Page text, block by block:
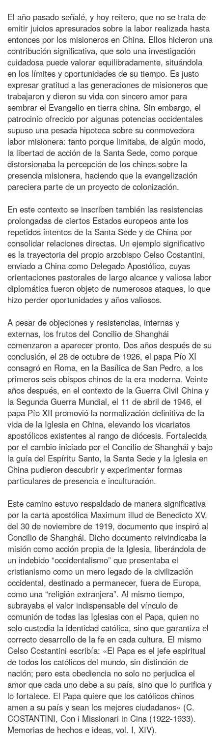
El año pasado señalé, y hoy reitero, que no se trata de
emitir juicios apresurados sobre la labor realizada hasta
entonces por los misioneros en China. Ellos hicieron una
contribución significativa, que solo una investigación
cuidadosa puede valorar equilibradamente, situándola
en los límites y oportunidades de su tiempo. Es justo
expresar gratitud a las generaciones de misioneros que
trabajaron y dieron su vida con sincero amor para
sembrar el Evangelio en tierra china. Sin embargo, el
patrocinio ofrecido por algunas potencias occidentales
supuso una pesada hipoteca sobre su conmovedora
labor misionera: tanto porque limitaba, de algún modo,
la libertad de acción de la Santa Sede, como porque
distorsionaba la percepción de los chinos sobre la
presencia misionera, haciendo que la evangelización
pareciera parte de un proyecto de colonización.
En este contexto se inscriben también las resistencias
prolongadas de ciertos Estados europeos ante los
repetidos intentos de la Santa Sede y de China por
consolidar relaciones directas. Un ejemplo significativo
es la trayectoria del propio arzobispo Celso Costantini,
enviado a China como Delegado Apostólico, cuyas
orientaciones pastorales de largo alcance y valiosa labor
diplomática fueron objeto de numerosos ataques, lo que
hizo perder oportunidades y años valiosos.
A pesar de objeciones y resistencias, internas y
externas, los frutos del Concilio de Shanghái
comenzaron a aparecer pronto. Dos años después de su
conclusión, el 28 de octubre de 1926, el papa Pío XI
consagró en Roma, en la Basílica de San Pedro, a los
primeros seis obispos chinos de la era moderna. Veinte
años después, en el contexto de la Guerra Civil China y
la Segunda Guerra Mundial, el 11 de abril de 1946, el
papa Pío XII promovió la normalización definitiva de la
vida de la Iglesia en China, elevando los vicariatos
apostólicos existentes al rango de diócesis. Fortalecida
por el cambio iniciado por el Concilio de Shanghái y bajo
la guía del Espíritu Santo, la Santa Sede y la Iglesia en
China pudieron descubrir y experimentar formas
particulares de presencia e inculturación.
Este camino estuvo respaldado de manera significativa
por la carta apostólica Maximum illud de Benedicto XV,
del 30 de noviembre de 1919, documento que inspiró al
Concilio de Shanghái. Dicho documento reivindicaba la
misión como acción propia de la Iglesia, liberándola de
un indebido “occidentalismo” que presentaba el
cristianismo como un mero legado de la civilización
occidental, destinado a permanecer, fuera de Europa,
como una “religión extranjera”. Al mismo tiempo,
subrayaba el valor indispensable del vínculo de
comunión de todas las Iglesias con el Papa, quien no
solo custodia la identidad católica, sino que garantiza el
correcto desarrollo de la fe en cada cultura. El mismo
Celso Costantini escribía: «El Papa es el jefe espiritual
de todos los católicos del mundo, sin distinción de
nación; pero esta obediencia no solo no perjudica el
amor que cada uno debe a su país, sino que lo purifica y
lo fortalece. El Papa quiere que los católicos chinos
amen a su país y sean los mejores ciudadanos» (C.
COSTANTINI, Con i Missionari in Cina (1922-1933).
Memorias de hechos e ideas, vol. I, XIV).